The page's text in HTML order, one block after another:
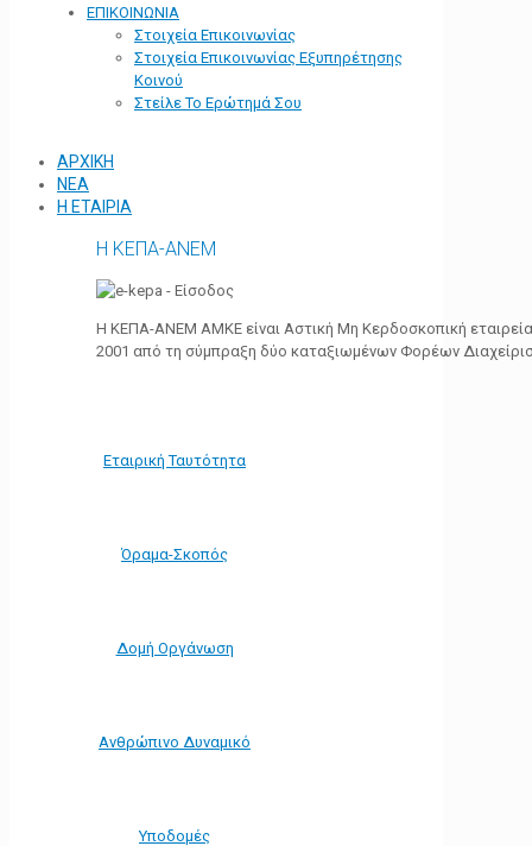
ΕΠΙΚΟΙΝΩΝΙΑ
Στοιχεία Επικοινωνίας
Στοιχεία Επικοινωνίας Εξυπηρέτησης
Κοινού
Στείλε Το Ερώτημά Σου
ΑΡΧΙΚΗ
ΝΕΑ
Η ΕΤΑΙΡΙΑ
Η ΚΕΠΑ-ΑΝΕΜ
Η ΚΕΠΑ-ΑΝΕΜ ΑΜΚΕ είναι Αστική Μη Κερδοσκοπική
2001 από τη σύμπραξη δύο καταξιωμένων Φορέων
Εταιρική Ταυτότητα
Όραμα-Σκοπός
Δομή Οργάνωση
Ανθρώπινο Δυναμικό
Υποδομές